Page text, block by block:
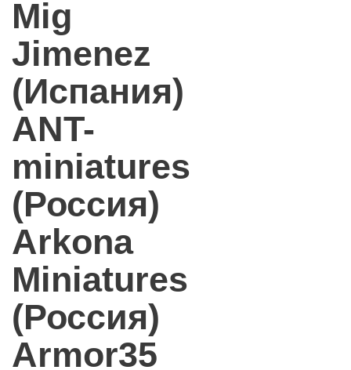
Mig
Jimenez
(Испания)
ANT-
miniatures
(Россия)
Arkona
Miniatures
(Россия)
Armor35